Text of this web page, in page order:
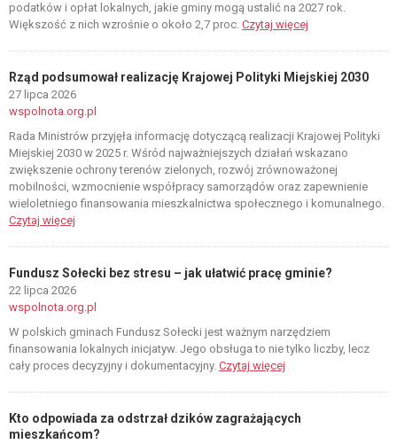
podatków i opłat lokalnych, jakie gminy mogą ustalić na 2027 rok.
Większość z nich wzrośnie o około 2,7 proc. Czytaj więcej
Rząd podsumował realizację Krajowej Polityki Miejskiej 2030
27 lipca 2026
wspolnota.org.pl
Rada Ministrów przyjęła informację dotyczącą realizacji Krajowej Polityki
Miejskiej 2030 w 2025 r. Wśród najważniejszych działań wskazano
zwiększenie ochrony terenów zielonych, rozwój zrównoważonej
mobilności, wzmocnienie współpracy samorządów oraz zapewnienie
wieloletniego finansowania mieszkalnictwa społecznego i komunalnego.
Czytaj więcej
Fundusz Sołecki bez stresu – jak ułatwić pracę gminie?
22 lipca 2026
wspolnota.org.pl
W polskich gminach Fundusz Sołecki jest ważnym narzędziem
finansowania lokalnych inicjatyw. Jego obsługa to nie tylko liczby, lecz
cały proces decyzyjny i dokumentacyjny. Czytaj więcej
Kto odpowiada za odstrzał dzików zagrażających
mieszkańcom?